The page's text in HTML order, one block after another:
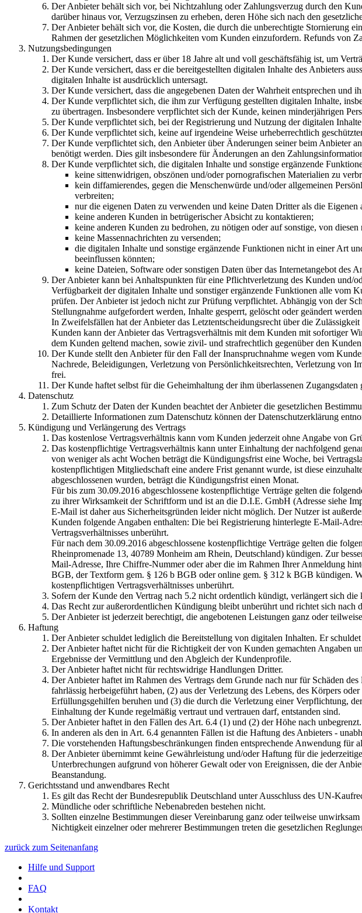
Der Anbieter behält sich vor, bei Nichtzahlung oder Zahlungsverzug durch den
darüber hinaus vor, Verzugszinsen zu erheben, deren Höhe sich nach den
Der Anbieter behält sich vor, die Kosten, die durch die unberechtigte Stornierung
Rahmen der gesetzlichen Möglichkeiten vom Kunden einzufordern. Refunds von
Nutzungsbedingungen
Der Kunde versichert, dass er über 18 Jahre alt und voll geschäftsfähig ist, um
Der Kunde versichert, dass er die bereitgestellten digitalen Inhalte des Anbieters
digitalen Inhalte ist ausdrücklich untersagt.
Der Kunde versichert, dass die angegebenen Daten der Wahrheit entsprechen
Der Kunde verpflichtet sich, die ihm zur Verfügung gestellten digitalen Inhalte,
zu übertragen. Insbesondere verpflichtet sich der Kunde, keinen minderjährigen
Der Kunde verpflichtet sich, bei der Registrierung und Nutzung der digitalen
Der Kunde verpflichtet sich, keine auf irgendeine Weise urheberrechtlich
Der Kunde verpflichtet sich, den Anbieter über Änderungen seiner beim Anbieter
benötigt werden. Dies gilt insbesondere für Änderungen an den
Der Kunde verpflichtet sich, die digitalen Inhalte und sonstige ergänzende
keine sittenwidrigen, obszönen und/oder pornografischen Materialien zu
kein diffamierendes, gegen die Menschenwürde und/oder allgemeinen
verbreiten;
nur die eigenen Daten zu verwenden und keine Daten Dritter als die Eigenen
keine anderen Kunden in betrügerischer Absicht zu kontaktieren;
keine anderen Kunden zu bedrohen, zu nötigen oder auf sonstige, von
keine Massennachrichten zu versenden;
die digitalen Inhalte und sonstige ergänzende Funktionen nicht in einer Art
beeinflussen könnten;
keine Dateien, Software oder sonstigen Daten über das Internetangebot des
Der Anbieter kann bei Anhaltspunkten für eine Pflichtverletzung des Kunden und/
Verfügbarkeit der digitalen Inhalte und sonstiger ergänzende Funktionen alle vom
prüfen. Der Anbieter ist jedoch nicht zur Prüfung verpflichtet. Abhängig von der
Stellungnahme aufgefordert werden, Inhalte gesperrt, gelöscht oder geändert
In Zweifelsfällen hat der Anbieter das Letztentscheidungsrecht über die
Kunden kann der Anbieter das Vertragsverhältnis mit dem Kunden mit sofortiger
dem Kunden geltend machen, sowie zivil- und strafrechtlich gegenüber den
Der Kunde stellt den Anbieter für den Fall der Inanspruchnahme wegen vom
Nachrede, Beleidigungen, Verletzung von Persönlichkeitsrechten, Verletzung von
frei.
Der Kunde haftet selbst für die Geheimhaltung der ihm überlassenen
Datenschutz
Zum Schutz der Daten der Kunden beachtet der Anbieter die gesetzlichen
Detaillierte Informationen zum Datenschutz können der Datenschutzerklärung
Kündigung und Verlängerung des Vertrags
Das kostenlose Vertragsverhältnis kann vom Kunden jederzeit ohne Angabe von
Das kostenpflichtige Vertragsverhältnis kann unter Einhaltung der nachfolgend
von weniger als acht Wochen beträgt die Kündigungsfrist eine Woche, bei
kostenpflichtigen Mitgliedschaft eine andere Frist genannt wurde, ist diese
abgeschlossenen wurden, beträgt die Kündigungsfrist einen Monat.
Für bis zum 30.09.2016 abgeschlossene kostenpflichtige Verträge gelten die
zu ihrer Wirksamkeit der Schriftform und ist an die D.I.E. GmbH (Adresse siehe
E-Mail ist daher aus Sicherheitsgründen leider nicht möglich. Der Nutzer ist
Kunden folgende Angaben enthalten: Die bei Registrierung hinterlegte E-Mail-
Vertragsverhältnisses unberührt.
Für nach dem 30.09.2016 abgeschlossene kostenpflichtige Verträge gelten die
Rheinpromenade 13, 40789 Monheim am Rhein, Deutschland) kündigen. Zur
Mail-Adresse, Ihre Chiffre-Nummer oder aber die im Rahmen Ihrer Anmeldung
BGB, der Textform gem. § 126 b BGB oder online gem. § 312 k BGB kündigen.
kostenpflichtigen Vertragsverhältnisses unberührt.
Sofern der Kunde den Vertrag nach 5.2 nicht ordentlich kündigt, verlängert sich
Das Recht zur außerordentlichen Kündigung bleibt unberührt und richtet sich nach
Der Anbieter ist jederzeit berechtigt, die angebotenen Leistungen ganz oder
Haftung
Der Anbieter schuldet lediglich die Bereitstellung von digitalen Inhalten. Er
Der Anbieter haftet nicht für die Richtigkeit der von Kunden gemachten Angaben
Ergebnisse der Vermittlung und den Abgleich der Kundenprofile.
Der Anbieter haftet nicht für rechtswidrige Handlungen Dritter.
Der Anbieter haftet im Rahmen des Vertrags dem Grunde nach nur für Schäden
fahrlässig herbeigeführt haben, (2) aus der Verletzung des Lebens, des Körpers
Erfüllungsgehilfen beruhen und (3) die durch die Verletzung einer Verpflichtung,
Einhaltung der Kunde regelmäßig vertraut und vertrauen darf, entstanden sind.
Der Anbieter haftet in den Fällen des Art. 6.4 (1) und (2) der Höhe nach
In anderen als den in Art. 6.4 genannten Fällen ist die Haftung des Anbieters -
Die vorstehenden Haftungsbeschränkungen finden entsprechende Anwendung für
Der Anbieter übernimmt keine Gewährleistung und/oder Haftung für die
Unterbrechungen aufgrund von höherer Gewalt oder von Ereignissen, die der
Beanstandung.
Gerichtsstand und anwendbares Recht
Es gilt das Recht der Bundesrepublik Deutschland unter Ausschluss des UN-
Mündliche oder schriftliche Nebenabreden bestehen nicht.
Sollten einzelne Bestimmungen dieser Vereinbarung ganz oder teilweise
Nichtigkeit einzelner oder mehrerer Bestimmungen treten die gesetzlichen
zurück zum Seitenanfang
Hilfe und Support
FAQ
Kontakt